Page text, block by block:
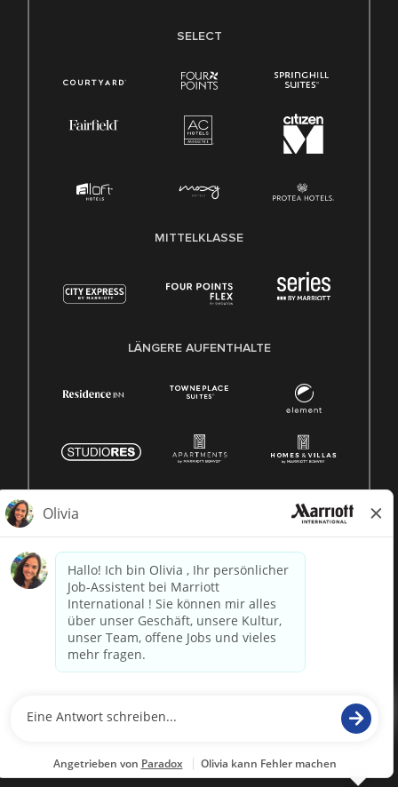
SELECT
MITTELKLASSE
LÄNGERE AUFENTHALTE
vorbehalten. Marriott-Eigentumsinformationen
paradox.ai